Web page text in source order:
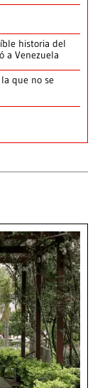
historia del
a Venezuela
la que no se